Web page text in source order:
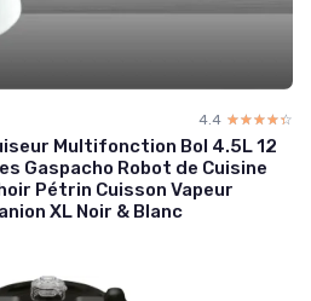
4.4 ☆☆☆☆☆
★★★★★
Multifonction Bol 4.5L 12
Gaspacho Robot de Cuisine
Pétrin Cuisson Vapeur
XL Noir & Blanc